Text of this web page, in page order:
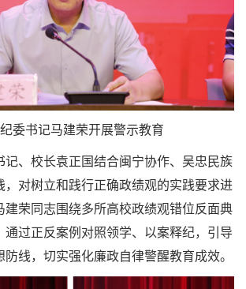
纪委书记马建荣开展警示教育
记、校长袁正国结合闽宁协作、吴忠民族
，对树立和践行正确政绩观的实践要求进
建荣同志围绕多所高校政绩观错位反面典
通过正反案例对照领学、以案释纪，引导
线，切实强化廉政自律警醒教育成效。